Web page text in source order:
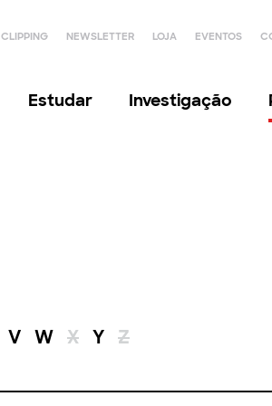
CLIPPING NEWSLETTER LOJA EVENTOS
Estudar Investigação
V W X Y Z